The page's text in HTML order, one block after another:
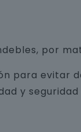
por
para evitar
y